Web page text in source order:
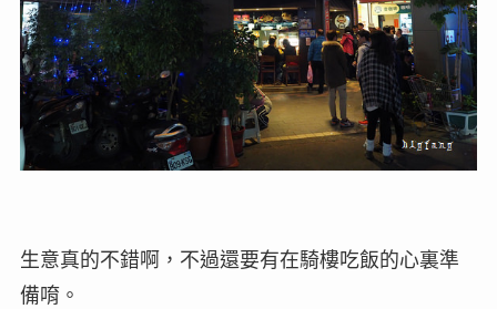
生意真的不錯啊，不過還要有在騎樓吃飯的心裏準
備唷。